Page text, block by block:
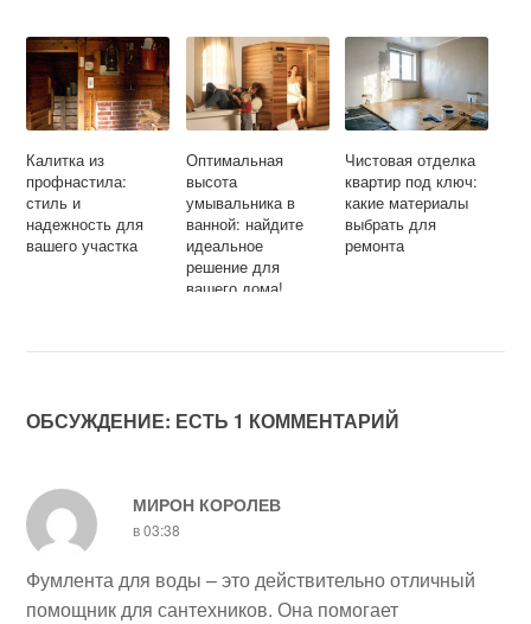
Калитка из
профнастила:
стиль и
надежность для
вашего участка
Оптимальная
высота
умывальника в
ванной: найдите
идеальное
решение для
вашего дома!
Чистовая отделка
квартир под ключ:
какие материалы
выбрать для
ремонта
ОБСУЖДЕНИЕ: ЕСТЬ 1 КОММЕНТАРИЙ
МИРОН КОРОЛЕВ
в 03:38
Фумлента для воды – это действительно отличный
помощник для сантехников. Она помогает